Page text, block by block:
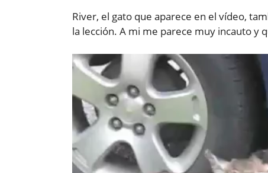
River, el gato que aparece en el vídeo,
la lección. A mi me parece muy incauto y
Reproductor
de
vídeo